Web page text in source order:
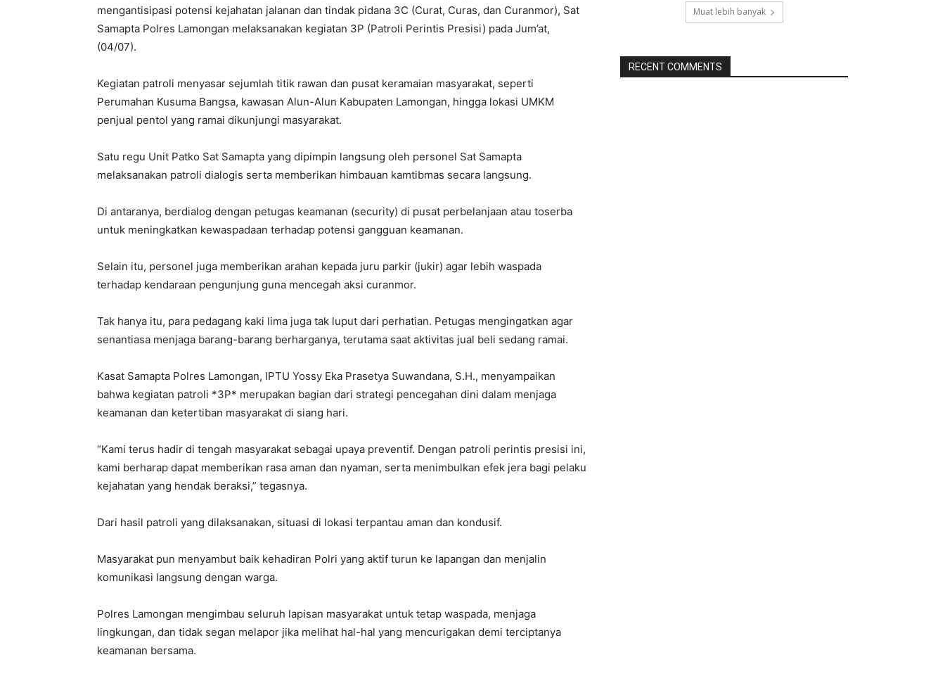
mengantisipasi potensi kejahatan jalanan dan tindak pidana 3C (Curat, Curas, dan Curanmor), Sat
Samapta Polres Lamongan melaksanakan kegiatan 3P (Patroli Perintis Presisi) pada Jum’at,
(04/07).
Kegiatan patroli menyasar sejumlah titik rawan dan pusat keramaian masyarakat, seperti
Perumahan Kusuma Bangsa, kawasan Alun-Alun Kabupaten Lamongan, hingga lokasi UMKM
penjual pentol yang ramai dikunjungi masyarakat.
Satu regu Unit Patko Sat Samapta yang dipimpin langsung oleh personel Sat Samapta
melaksanakan patroli dialogis serta memberikan himbauan kamtibmas secara langsung.
Di antaranya, berdialog dengan petugas keamanan (security) di pusat perbelanjaan atau toserba
untuk meningkatkan kewaspadaan terhadap potensi gangguan keamanan.
Selain itu, personel juga memberikan arahan kepada juru parkir (jukir) agar lebih waspada
terhadap kendaraan pengunjung guna mencegah aksi curanmor.
Tak hanya itu, para pedagang kaki lima juga tak luput dari perhatian. Petugas mengingatkan agar
senantiasa menjaga barang-barang berharganya, terutama saat aktivitas jual beli sedang ramai.
Kasat Samapta Polres Lamongan, IPTU Yossy Eka Prasetya Suwandana, S.H., menyampaikan
bahwa kegiatan patroli *3P* merupakan bagian dari strategi pencegahan dini dalam menjaga
keamanan dan ketertiban masyarakat di siang hari.
“Kami terus hadir di tengah masyarakat sebagai upaya preventif. Dengan patroli perintis presisi ini,
kami berharap dapat memberikan rasa aman dan nyaman, serta menimbulkan efek jera bagi pelaku
kejahatan yang hendak beraksi,” tegasnya.
Dari hasil patroli yang dilaksanakan, situasi di lokasi terpantau aman dan kondusif.
Masyarakat pun menyambut baik kehadiran Polri yang aktif turun ke lapangan dan menjalin
komunikasi langsung dengan warga.
Polres Lamongan mengimbau seluruh lapisan masyarakat untuk tetap waspada, menjaga
lingkungan, dan tidak segan melapor jika melihat hal-hal yang mencurigakan demi terciptanya
keamanan bersama.
Muat lebih banyak
RECENT COMMENTS